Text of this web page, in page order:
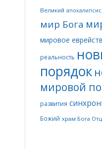
Великий апокалипсис
мир Бога
мировое
реальность
порядок
мировой
развития
Божий храм Бога